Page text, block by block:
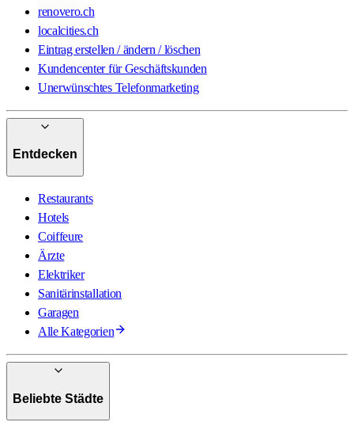
renovero.ch
localcities.ch
Eintrag erstellen / ändern / löschen
Kundencenter für Geschäftskunden
Unerwünschtes Telefonmarketing
Entdecken
Restaurants
Hotels
Coiffeure
Ärzte
Elektriker
Sanitärinstallation
Garagen
Alle Kategorien
Beliebte Städte